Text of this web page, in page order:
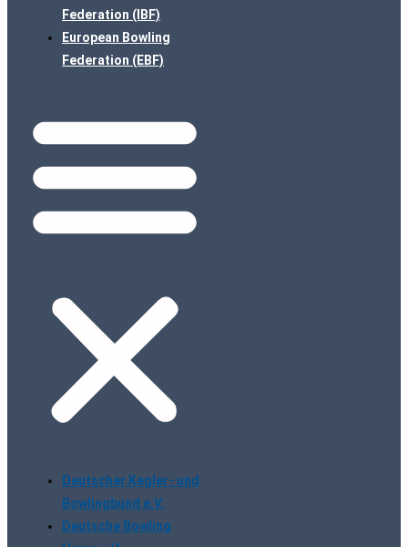
Federation (IBF)
European Bowling
Federation (EBF)
Deutscher Kegler- und
Bowlingbund e.V.
Deutsche Bowling